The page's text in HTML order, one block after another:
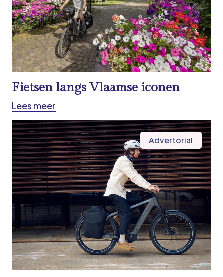
Fietsen langs Vlaamse iconen
Lees meer
Advertorial